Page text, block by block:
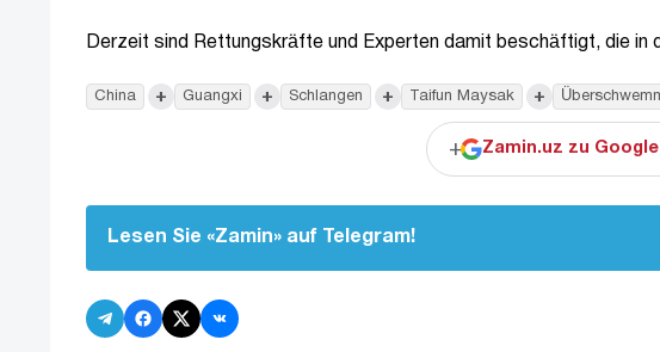
Derzeit sind Rettungskräfte und Experten damit beschäftigt, die in
China + Guangxi + Schlangen + Taifun Maysak +
+ Zamin.uz zu
Lesen Sie «Zamin» auf Telegram!